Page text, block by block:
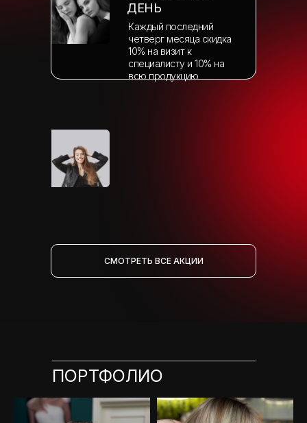
СМОТРЕТЬ ВСЕ АКЦИИ
ДЕНЬ
Каждый последний
четверг месяца скидка
10% на визит к
специалисту и 10% на
всю продукцию
ПОРТФОЛИО